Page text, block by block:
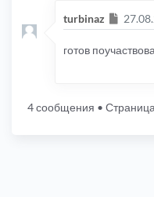
turbinaz
готов
4 сообщения • Страница